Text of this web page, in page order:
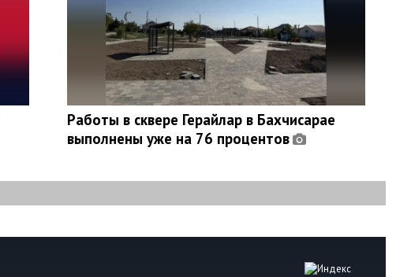
Работы в сквере Герайлар в Бахчисарае
выполнены уже на 76 процентов